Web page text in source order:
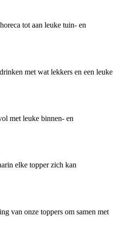
tot aan leuke tuin- en
met wat lekkers en een leuke
met leuke binnen- en
elke topper zich kan
van onze toppers om samen met